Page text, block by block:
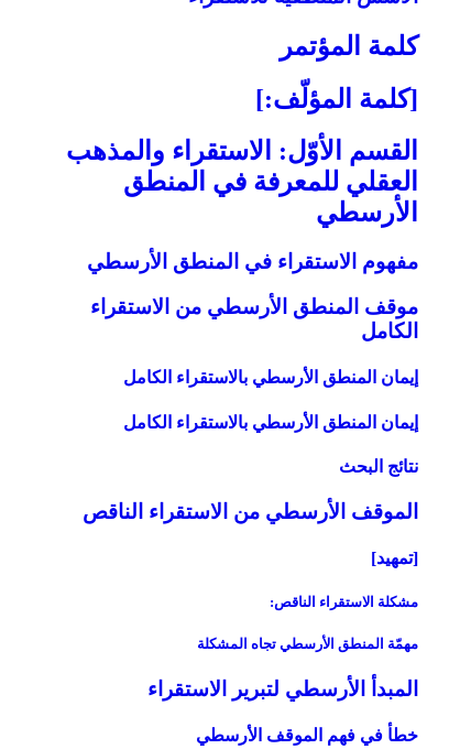
كلمة المؤتمر
[كلمة المؤلّف:]
القسم الأوّل: الاستقراء والمذهب
العقلي للمعرفة في المنطق
الأرسطي‏
مفهوم الاستقراء في المنطق الأرسطي
موقف المنطق الأرسطي من الاستقراء
الكامل‏
إيمان المنطق الأرسطي بالاستقراء الكامل
إيمان المنطق الأرسطي بالاستقراء الكامل
نتائج البحث
الموقف الأرسطي من الاستقراء الناقص‏
[تمهيد]
مشكلة الاستقراء الناقص:
مهمّة المنطق الأرسطي تجاه المشكلة
المبدأ الأرسطي لتبرير الاستقراء
خطأ في فهم الموقف الأرسطي